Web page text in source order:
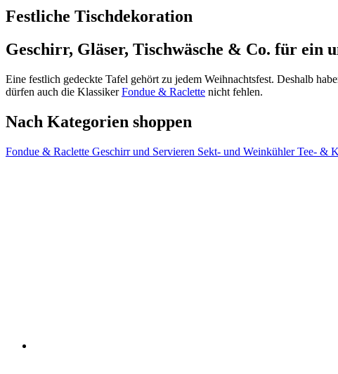
Festliche Tischdekoration
Geschirr, Gläser, Tischwäsche & Co. für ein
Eine festlich gedeckte Tafel gehört zu jedem Weihnachtsfest. Deshalb
dürfen auch die KlassikerFondue & Raclette nicht fehlen.
Nach Kategorien shoppen
Fondue & Raclette Geschirr und Servieren Sekt- und Weinkühler Tee- &